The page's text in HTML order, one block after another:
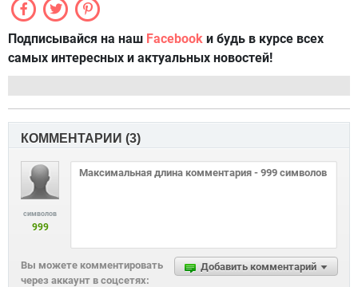
Подписывайся на наш Facebook и будь в курсе всех
самых интересных и актуальных новостей!
КОММЕНТАРИИ (3)
символов
999
Добавить комментарий
Вы можете комментировать
через аккаунт в соцсетях: